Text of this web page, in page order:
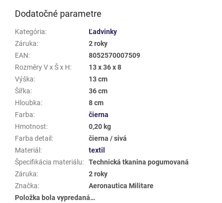
Dodatočné parametre
Kategória:
Ľadvinky
Záruka:
2 roky
EAN:
8052570007509
Rozměry V x Š x H:
13 x 36 x 8
Výška:
13 cm
Šířka:
36 cm
Hloubka:
8 cm
Farba:
čierna
Hmotnost:
0,20 kg
Farba detail :
čierna / sivá
Materiál :
textil
Špecifikácia materiálu:
Technická tkanina pogumovaná
Záruka:
2 roky
Značka:
Aeronautica Militare
Položka bola vypredaná…